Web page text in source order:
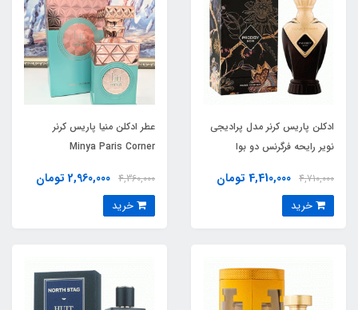
ادکلن پاریس کرنر مدل پرادیجی
نویر رایحه فرگرنس دو بوا
Fragrance Du Bois Minuit et
Demi
4,710,000 4,410,000 تومان
عطر ادکلن منیا پاریس کرنر
Minya Paris Corner
4,360,000 2,960,000 تومان